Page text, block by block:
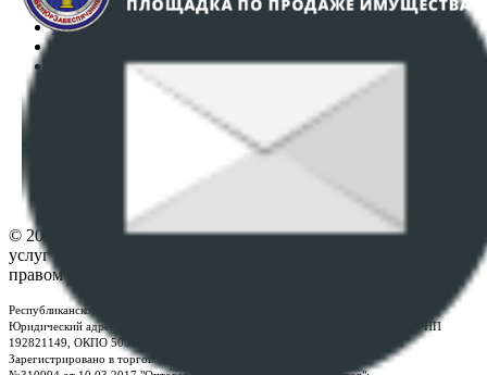
Регламент организации и проведения торгов
Политика в отношении обработки персональных
ПОЛОЖЕНИЕ О ПОЛИТИКЕ ОБРАБОТКИ COOKIE-
Настройки cookie-файлов
© 2026 Республиканское унитарное предприятие по оказанию
услуг "БелЮрОбеспечение" - Все права защищены авторским
правом
Республиканское унитарное предприятие по оказанию услуг "БелЮрОбеспечение"
Юридический адрес: г. Минск, пр-т. Дзержинского, 1Б, e-mail:
, УНП
192821149, ОКПО 500111895000
Зарегистрировано в торговом реестре Республики Беларусь: